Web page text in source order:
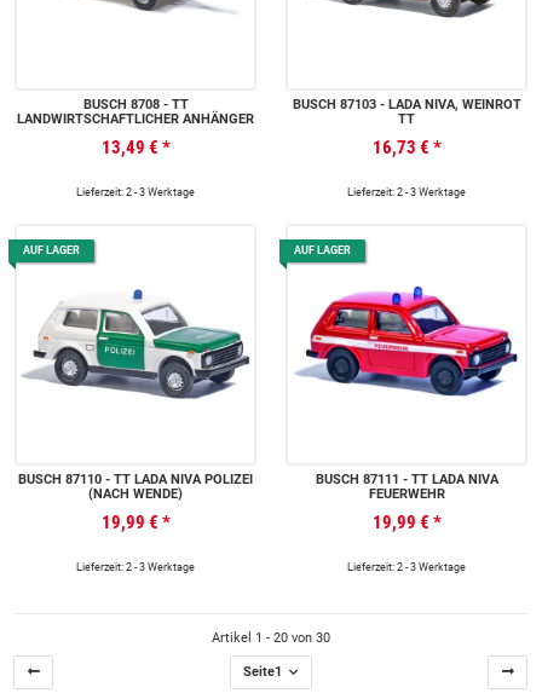
BUSCH 8708 - TT
LANDWIRTSCHAFTLICHER ANHÄNGER
13,49 € *
Lieferzeit: 2 - 3 Werktage
BUSCH 87103 - LADA NIVA, WEINROT
TT
16,73 € *
Lieferzeit: 2 - 3 Werktage
AUF LAGER
BUSCH 87110 - TT LADA NIVA POLIZEI
(NACH WENDE)
19,99 € *
Lieferzeit: 2 - 3 Werktage
AUF LAGER
BUSCH 87111 - TT LADA NIVA
FEUERWEHR
19,99 € *
Lieferzeit: 2 - 3 Werktage
Artikel 1 - 20 von 30
Seite1